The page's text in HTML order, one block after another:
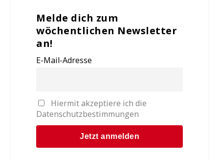
Melde dich zum
wöchentlichen Newsletter
an!
E-Mail-Adresse
Hiermit akzeptiere ich die
Datenschutzbestimmungen